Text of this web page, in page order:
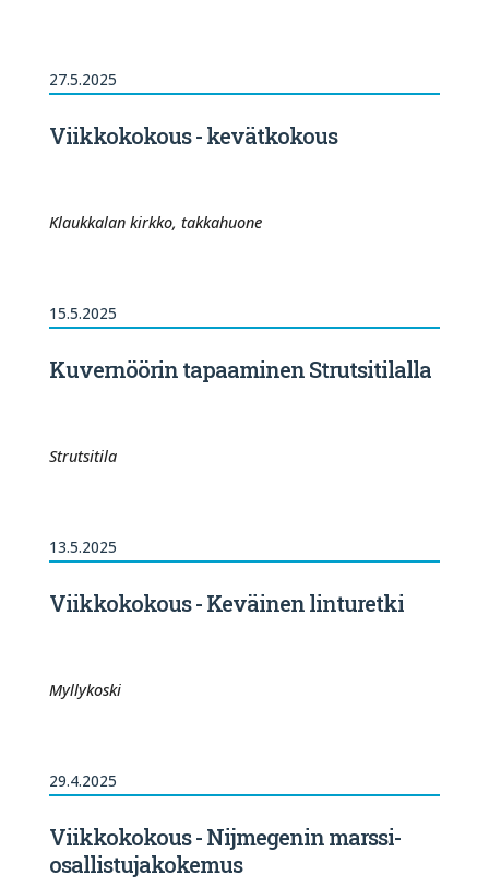
27.5.2025
Viikkokokous - kevätkokous
Klaukkalan kirkko, takkahuone
15.5.2025
Kuvernöörin tapaaminen Strutsitilalla
Strutsitila
13.5.2025
Viikkokokous - Keväinen linturetki
Myllykoski
29.4.2025
Viikkokokous - Nijmegenin marssi-
osallistujakokemus